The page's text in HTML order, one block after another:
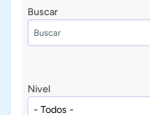
Buscar
Nivel